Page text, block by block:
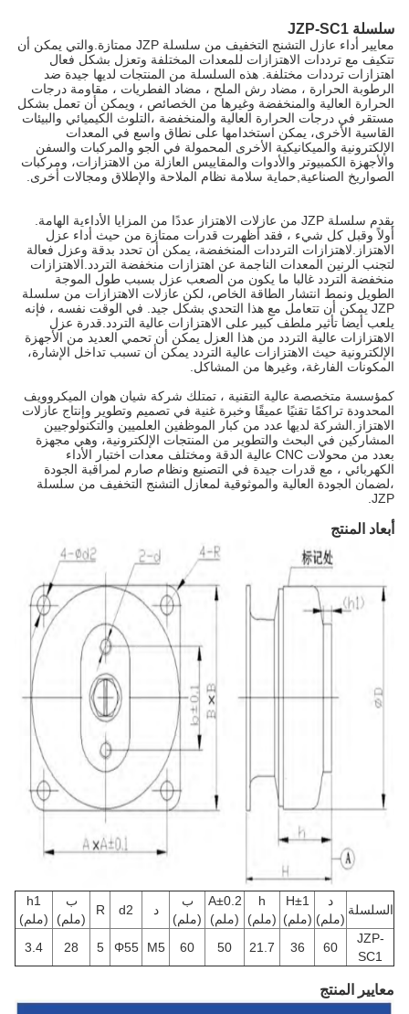
سلسلة JZP-SC1
معايير أداء عازل التشنج التخفيف من سلسلة JZP ممتازة.والتي يمكن أن
تتكيف مع ترددات الاهتزازات للمعدات المختلفة وتعزل بشكل فعال
اهتزازات ترددات مختلفة. هذه السلسلة من المنتجات لديها جيدة ضد
الرطوبة الحرارة ، مضاد رش الملح ، مضاد الفطريات ، مقاومة درجات
الحرارة العالية والمنخفضة وغيرها من الخصائص ، ويمكن أن تعمل بشكل
مستقر في درجات الحرارة العالية والمنخفضة ،التلوث الكيميائي والبيئات
القاسية الأخرى، يمكن استخدامها على نطاق واسع في المعدات
الإلكترونية والميكانيكية الأخرى المحمولة في الجو والمركبات والسفن
والأجهزة الكمبيوتر والأدوات والمقاييس العازلة من الاهتزازات، ومركبات
الصواريخ الصناعية,حماية سلامة نظام الملاحة والإطلاق ومجالات أخرى.
يقدم سلسلة JZP من عازلات الاهتزاز عددًا من المزايا الأداءية الهامة.
أولاً وقبل كل شيء ، فقد أظهرت قدرات ممتازة من حيث أداء عزل
الاهتزاز.لاهتزازات الترددات المنخفضة، يمكن أن تحدد بدقة وعزل فعالة
لتجنب الرنين المعدات الناجمة عن اهتزازات منخفضة التردد.الاهتزازات
منخفضة التردد غالبا ما يكون من الصعب عزل بسبب طول الموجة
الطويل ونمط انتشار الطاقة الخاص، لكن عازلات الاهتزازات من سلسلة
JZP يمكن أن تتعامل مع هذا التحدي بشكل جيد. في الوقت نفسه ، فإنه
يلعب أيضا تأثير ملطف كبير على الاهتزازات عالية التردد.قدرة عزل
الاهتزازات عالية التردد من هذا العزل يمكن أن تحمي العديد من الأجهزة
الإلكترونية حيث الاهتزازات عالية التردد يمكن أن تسبب تداخل الإشارة،
المكونات الفارغة، وغيرها من المشاكل.
كمؤسسة متخصصة عالية التقنية ، تمتلك شركة شيان هوان الميكروويف
المحدودة تراكمًا تقنيًا عميقًا وخبرة غنية في تصميم وتطوير وإنتاج عازلات
الاهتزاز.الشركة لديها عدد من كبار الموظفين العلميين والتكنولوجيين
المشاركين في البحث والتطوير من المنتجات الإلكترونية، وهي مجهزة
بعدد من محولات CNC عالية الدقة ومختلف معدات اختبار الأداء
الكهربائي ، مع قدرات جيدة في التصنيع ونظام صارم لمراقبة الجودة
،لضمان الجودة العالية والموثوقية لمعازل التشنج التخفيف من سلسلة
JZP.
أبعاد المنتج
السلسلة
(ملم)
H±1
(ملم)
(ملم)
A±0.2
(ملم)
ب
(ملم)
d2
R
ب
(ملم)
h1
(ملم)
JZP-
SC1
60
36
21.7
50
60
M5
Φ55
5
28
3.4
معايير المنتج